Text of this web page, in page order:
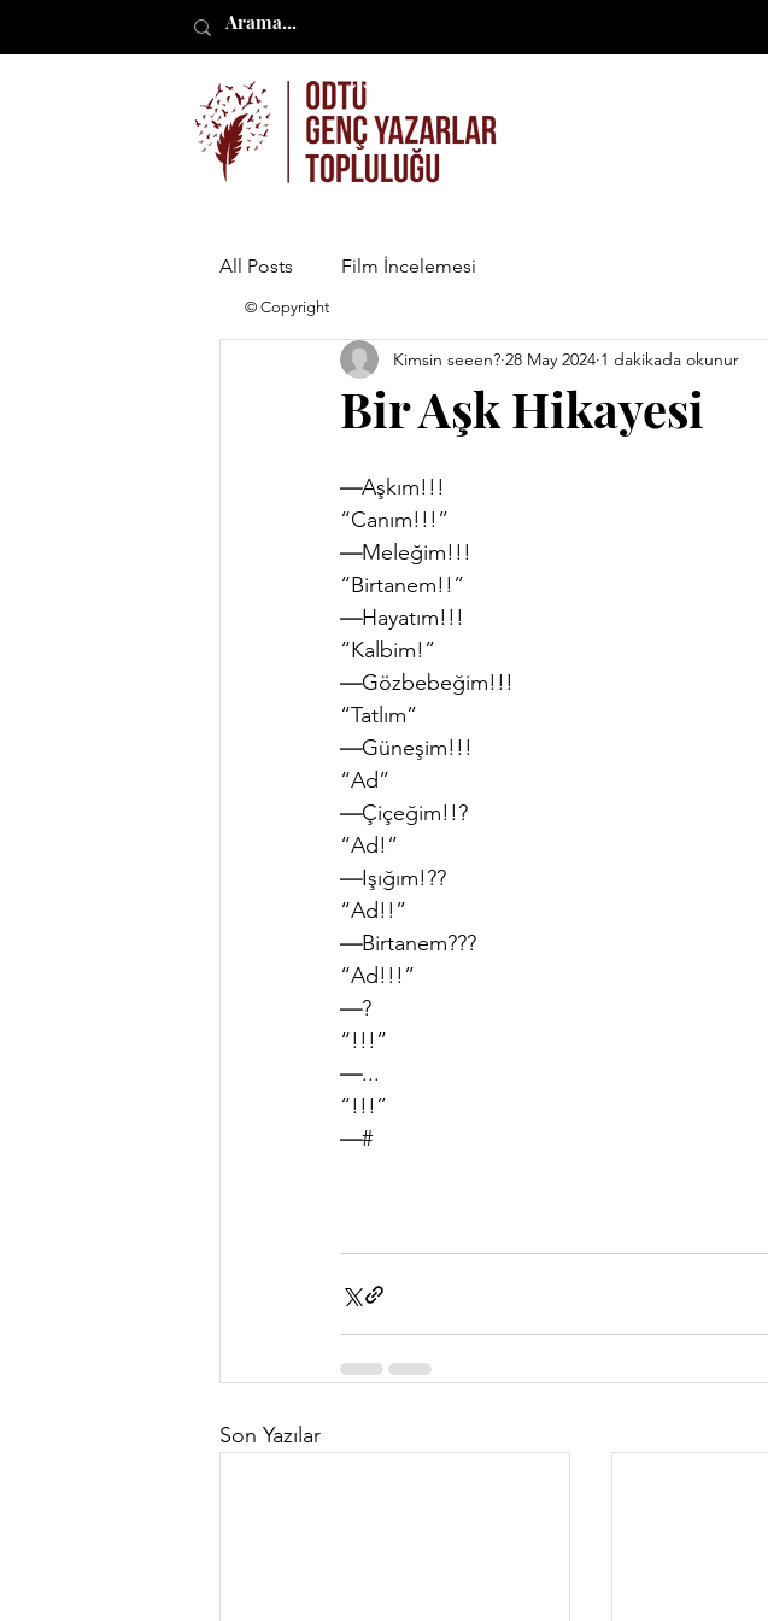
All Posts Film İncelemesi
Bir Aşk Hikayesi
Kimsin seeen? 28 May 2024 1 dakikada okunur
—Aşkım!!!
“Canım!!!”
—Meleğim!!!
“Birtanem!!”
—Hayatım!!!
“Kalbim!”
—Gözbebeğim!!!
“Tatlım”
—Güneşim!!!
“Ad”
—Çiçeğim!!?
“Ad!”
—Işığım!??
“Ad!!”
—Birtanem???
“Ad!!!”
—?
“!!!”
—...
“!!!”
—#
Son Yazılar
© Copyright